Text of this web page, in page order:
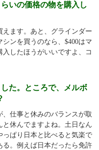
いの価格の物を購入し
えます。あと、グラインダー
ンを買うのなら、 $400はマ
入したほうがいいですよ、コ
た。ところで、メルボ
仕事と休みのバランスが取
休んでますよね。土日なん
ぱり日本と比べると気楽で
。例えば日本だったら免許